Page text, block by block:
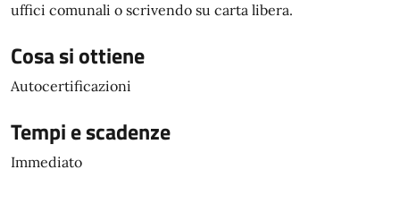
uffici comunali o scrivendo su carta libera.
Cosa si ottiene
Autocertificazioni
Tempi e scadenze
Immediato